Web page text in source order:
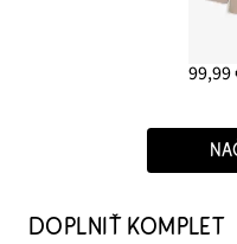
99,99
DOPLNIŤ KOMPLET